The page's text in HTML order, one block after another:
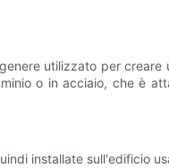
utilizzato per
o in acciaio, che è
installate sull'edificio